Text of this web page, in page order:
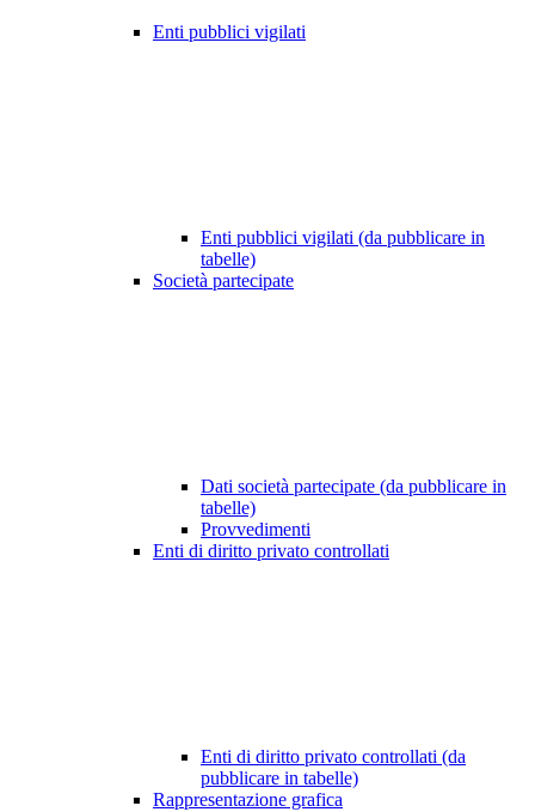
Enti pubblici vigilati
Enti pubblici vigilati (da pubblicare in
tabelle)
Società partecipate
Dati società partecipate (da pubblicare in
tabelle)
Provvedimenti
Enti di diritto privato controllati
Enti di diritto privato controllati (da
pubblicare in tabelle)
Rappresentazione grafica